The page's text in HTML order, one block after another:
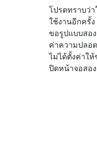
โปรดทราบว่
ใช้งานอีกครั้
ขอรูปแบบสอ
ค่าความปลอ
ไม่ได้ตั้งค่าใ
ปิดหน้าจอสอ